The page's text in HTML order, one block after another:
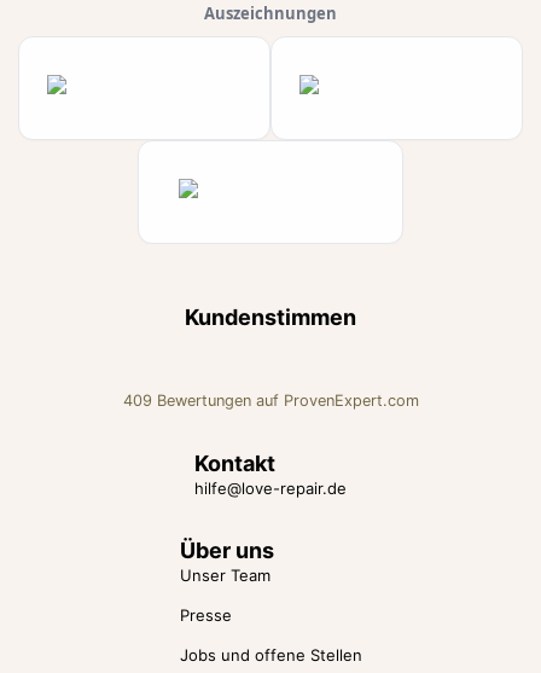
Auszeichnungen
Kundenstimmen
Love Repair Beratung für Liebe
409 Bewertungen auf ProvenExpert.com
Kontakt
hilfe@love-repair.de
Über uns
Unser Team
Presse
Jobs und offene Stellen